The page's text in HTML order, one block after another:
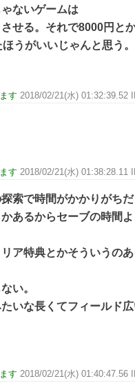
ないゲームは
せる。それで8000円とか
うがいいじゃんと思う。
す 2018/02/21(水) 01:32:39.52
す 2018/02/21(水) 01:38:28.11
索で時間がかかりがちだ
あるからセーブの時間よ
ア特典とかそういうの
い。
いな長くてフィールド
す 2018/02/21(水) 01:40:47.56